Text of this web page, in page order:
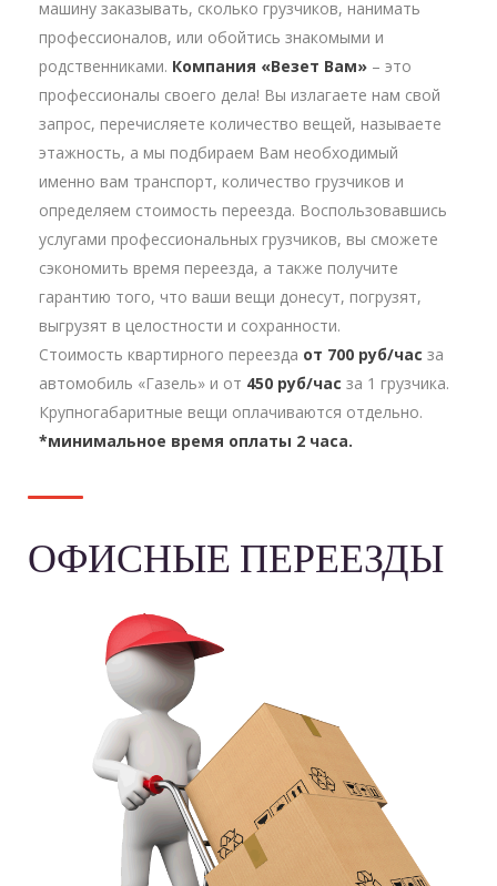
машину заказывать, сколько грузчиков, нанимать
профессионалов, или обойтись знакомыми и
родственниками. Компания «Везет Вам» – это
профессионалы своего дела! Вы излагаете нам свой
запрос, перечисляете количество вещей, называете
этажность, а мы подбираем Вам необходимый
именно вам транспорт, количество грузчиков и
определяем стоимость переезда. Воспользовавшись
услугами профессиональных грузчиков, вы сможете
сэкономить время переезда, а также получите
гарантию того, что ваши вещи донесут, погрузят,
выгрузят в целостности и сохранности.
Стоимость квартирного переезда от 700 руб/час за
автомобиль «Газель» и от 450 руб/час за 1 грузчика.
Крупногабаритные вещи оплачиваются отдельно.
*минимальное время оплаты 2 часа.
ОФИСНЫЕ ПЕРЕЕЗДЫ